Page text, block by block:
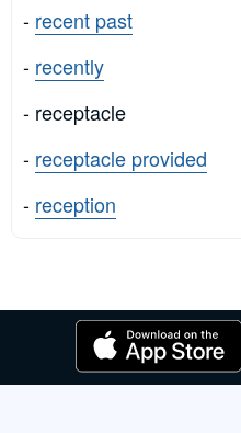
- recent past
- recently
- receptacle
- receptacle provided
- reception